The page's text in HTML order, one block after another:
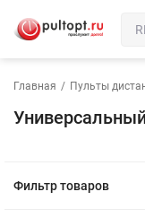
Главная / Пульты
Фильтр товаров